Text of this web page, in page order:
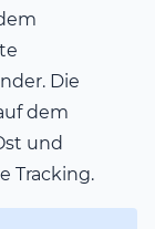
Die
dem
und
Tracking.